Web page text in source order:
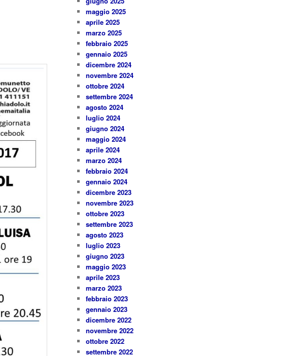
maggio 2025
aprile 2025
marzo 2025
febbraio 2025
gennaio 2025
dicembre 2024
novembre 2024
ottobre 2024
settembre 2024
agosto 2024
luglio 2024
giugno 2024
maggio 2024
aprile 2024
marzo 2024
febbraio 2024
gennaio 2024
dicembre 2023
novembre 2023
ottobre 2023
settembre 2023
agosto 2023
luglio 2023
giugno 2023
maggio 2023
aprile 2023
marzo 2023
febbraio 2023
gennaio 2023
dicembre 2022
novembre 2022
ottobre 2022
settembre 2022